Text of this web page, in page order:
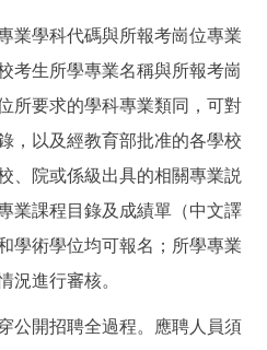
學科代碼與所報考崗位專業
考生所學專業名稱與所報考崗
所要求的學科專業類同，可對
，以及經教育部批准的各學校
、院或係級出具的相關專業説
業課程目錄及成績單（中文譯
學術學位均可報名；所學專業
況進行審核。
開招聘全過程。應聘人員須